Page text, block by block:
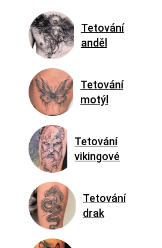
Tetování
anděl
Tetování
motýl
Tetování
vikingové
Tetování
drak